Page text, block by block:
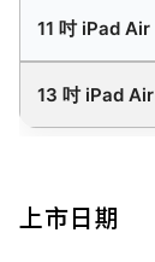
11 吋 iPad Air
13 吋 iPad Air
上市日期